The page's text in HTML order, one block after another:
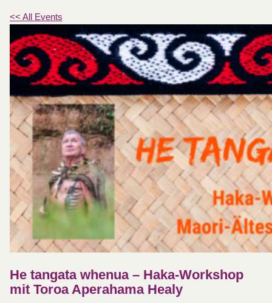
<< All Events
He tangata whenua – Haka-Workshop
mit Toroa Aperahama Healy